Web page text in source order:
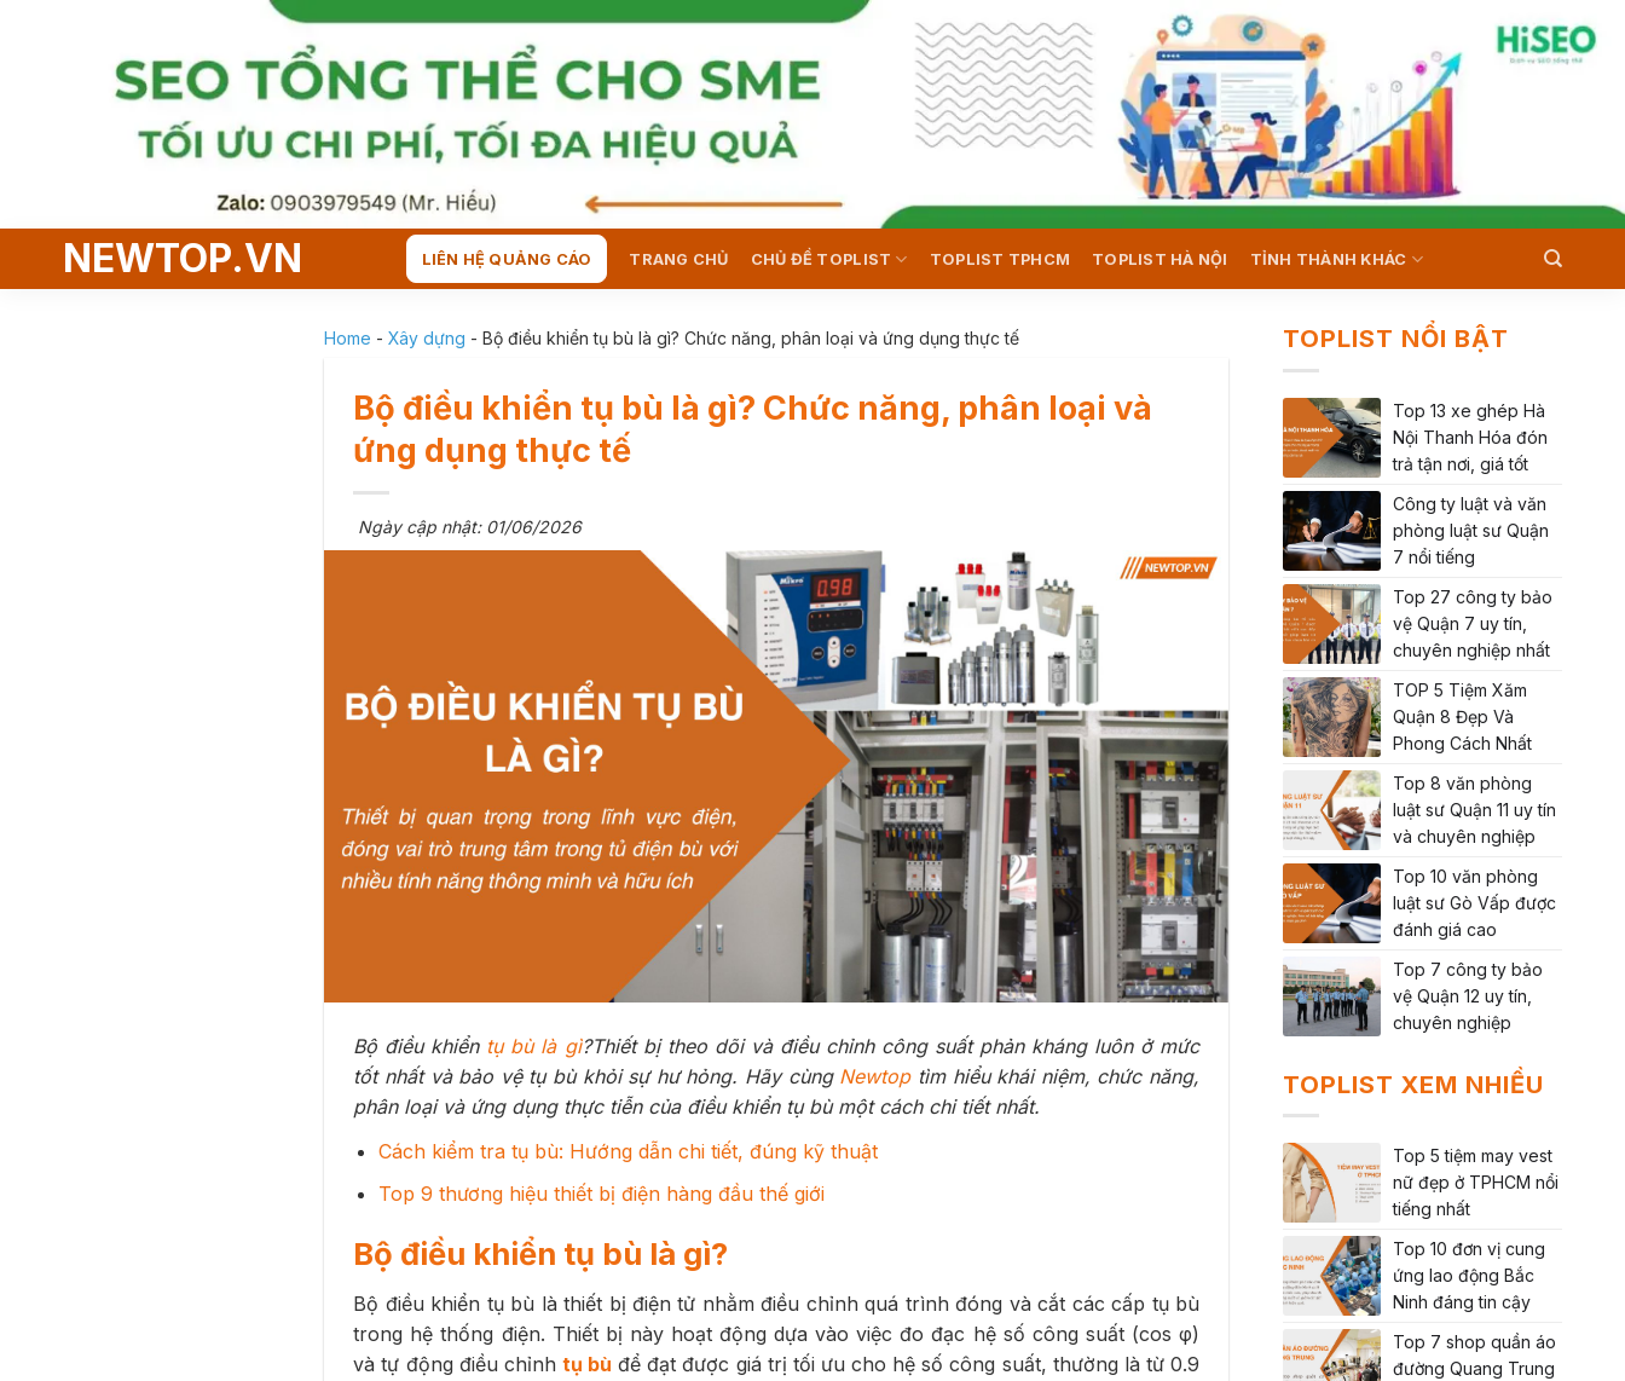
NEWTOP.VN LIÊN HỆ QUẢNG CÁO TRANG CHỦ CHỦ ĐỀ TOPLIST TOPLIST TPHCM TOPLIST HÀ NỘI TỈNH THÀNH KHÁC
Home -Xây dựng -Bộ điều khiển tụ bù là gì? Chức năng, phân loại và ứng dụng thực tế
Bộ điều khiển tụ bù là gì? Chức năng, phân loại và
ứng dụng thực tế
Ngày cập nhật: 01/06/2026
Bộ điều khiển tụ bù là gì?Thiết bị theo dõi và điều chỉnh công suất phản kháng luôn ở mức
tốt nhất và bảo vệ tụ bù khỏi sự hư hỏng. Hãy cùng Newtoptìm hiểu khái niệm, chức năng,
phân loại và ứng dụng thực tiễn của điều khiển tụ bù một cách chi tiết nhất.
Cách kiểm tra tụ bù: Hướng dẫn chi tiết, đúng kỹ thuật
Top 9 thương hiệu thiết bị điện hàng đầu thế giới
Bộ điều khiển tụ bù là gì?
Bộ điều khiển tụ bù là thiết bị điện tử nhằm điều chỉnh quá trình đóng và cắt các cấp tụ bù
trong hệ thống điện. Thiết bị này hoạt động dựa vào việc đo đạc hệ số công suất (cos φ)
và tự động điều chỉnh tụ bù để đạt được giá trị tối ưu cho hệ số công suất, thường là từ 0.9
TOPLIST NỔI BẬT
Top 13 xe ghép Hà
Nội Thanh Hóa đón
trả tận nơi, giá tốt
Công ty luật và văn
phòng luật sư Quận
7 nổi tiếng
Top 27 công ty bảo
vệ Quận 7 uy tín,
chuyên nghiệp nhất
TOP 5 Tiệm Xăm
Quận 8 Đẹp Và
Phong Cách Nhất
Top 8 văn phòng
luật sư Quận 11 uy tín
và chuyên nghiệp
Top 10 văn phòng
luật sư Gò Vấp được
đánh giá cao
Top 7 công ty bảo
vệ Quận 12 uy tín,
chuyên nghiệp
TOPLIST XEM NHIỀU
Top 5 tiệm may vest
nữ đẹp ở TPHCM nổi
tiếng nhất
Top 10 đơn vị cung
ứng lao động Bắc
Ninh đáng tin cậy
Top 7 shop quần áo
đường Quang Trung